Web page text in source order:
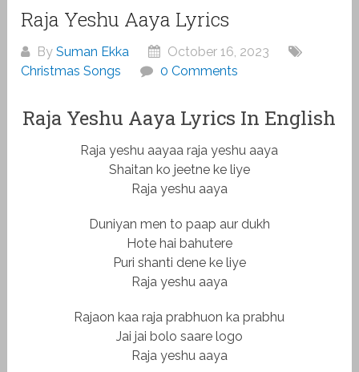
Raja Yeshu Aaya Lyrics
BySuman Ekka
October 16, 2023
Christmas Songs
0 Comments
Raja Yeshu Aaya Lyrics In English
Raja yeshu aayaa raja yeshu aaya
Shaitan ko jeetne ke liye
Raja yeshu aaya
Duniyan men to paap aur dukh
Hote hai bahutere
Puri shanti dene ke liye
Raja yeshu aaya
Rajaon kaa raja prabhuon ka prabhu
Jai jai bolo saare logo
Raja yeshu aaya